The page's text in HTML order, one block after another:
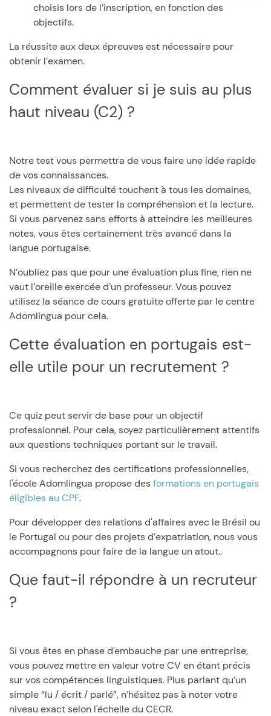
choisis lors de l’inscription, en fonction des
objectifs.
La réussite aux deux épreuves est nécessaire pour
obtenir l’examen.
Comment évaluer si je suis au plus
haut niveau (C2) ?
Notre test vous permettra de vous faire une idée rapide
de vos connaissances.
Les niveaux de difficulté touchent à tous les domaines,
et permettent de tester la compréhension et la lecture.
Si vous parvenez sans efforts à atteindre les meilleures
notes, vous êtes certainement très avancé dans la
langue portugaise.
N’oubliez pas que pour une évaluation plus fine, rien ne
vaut l’oreille exercée d’un professeur. Vous pouvez
utilisez la séance de cours gratuite offerte par le centre
Adomlingua pour cela.
Cette évaluation en portugais est-
elle utile pour un recrutement ?
Ce quiz peut servir de base pour un objectif
professionnel. Pour cela, soyez particulièrement attentifs
aux questions techniques portant sur le travail.
Si vous recherchez des certifications professionnelles,
l'école Adomlingua propose desformations en portugais
éligibles au CPF.
Pour développer des relations d'affaires avec le Brésil ou
le Portugal ou pour des projets d’expatriation, nous vous
accompagnons pour faire de la langue un atout..
Que faut-il répondre à un recruteur
?
Si vous êtes en phase d'embauche par une entreprise,
vous pouvez mettre en valeur votre CV en étant précis
sur vos compétences linguistiques. Plus parlant qu’un
simple “lu / écrit / parlé”, n’hésitez pas à noter votre
niveau exact selon l'échelle du CECR.